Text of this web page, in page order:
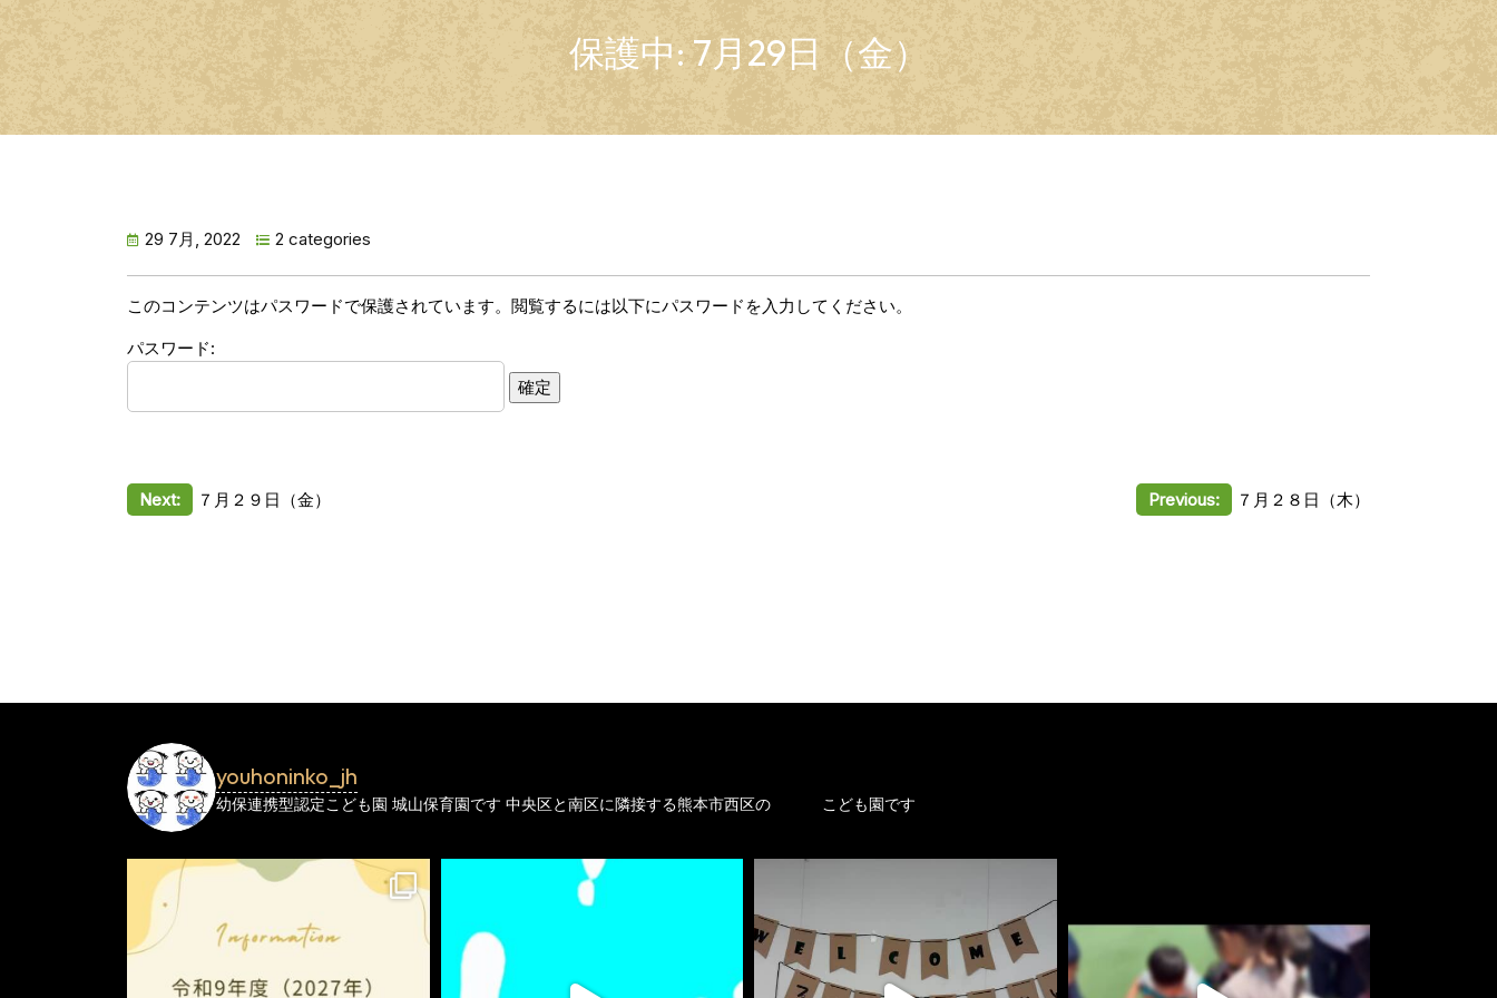
保護中: 7月29日（金）
29 7月, 2022 2 categories
このコンテンツはパスワードで保護されています。閲覧するには以下にパスワードを入力してください。
パスワード:
投
シ
ョ
ン
Previous: ７月２８日（木）
Next: ７月２９日（金）
youhoninko_jh
幼保連携型認定こども園 城山保育園です 中央区と南区に隣接する熊本市西区の こども園です